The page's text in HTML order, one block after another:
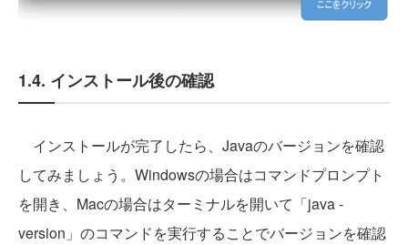
1.4. インストール後の確認
インストールが完了したら、Javaのバージョンを確認
してみましょう。Windowsの場合はコマンドプロンプト
を開き、Macの場合はターミナルを開いて「java -
version」のコマンドを実行することでバージョンを確認